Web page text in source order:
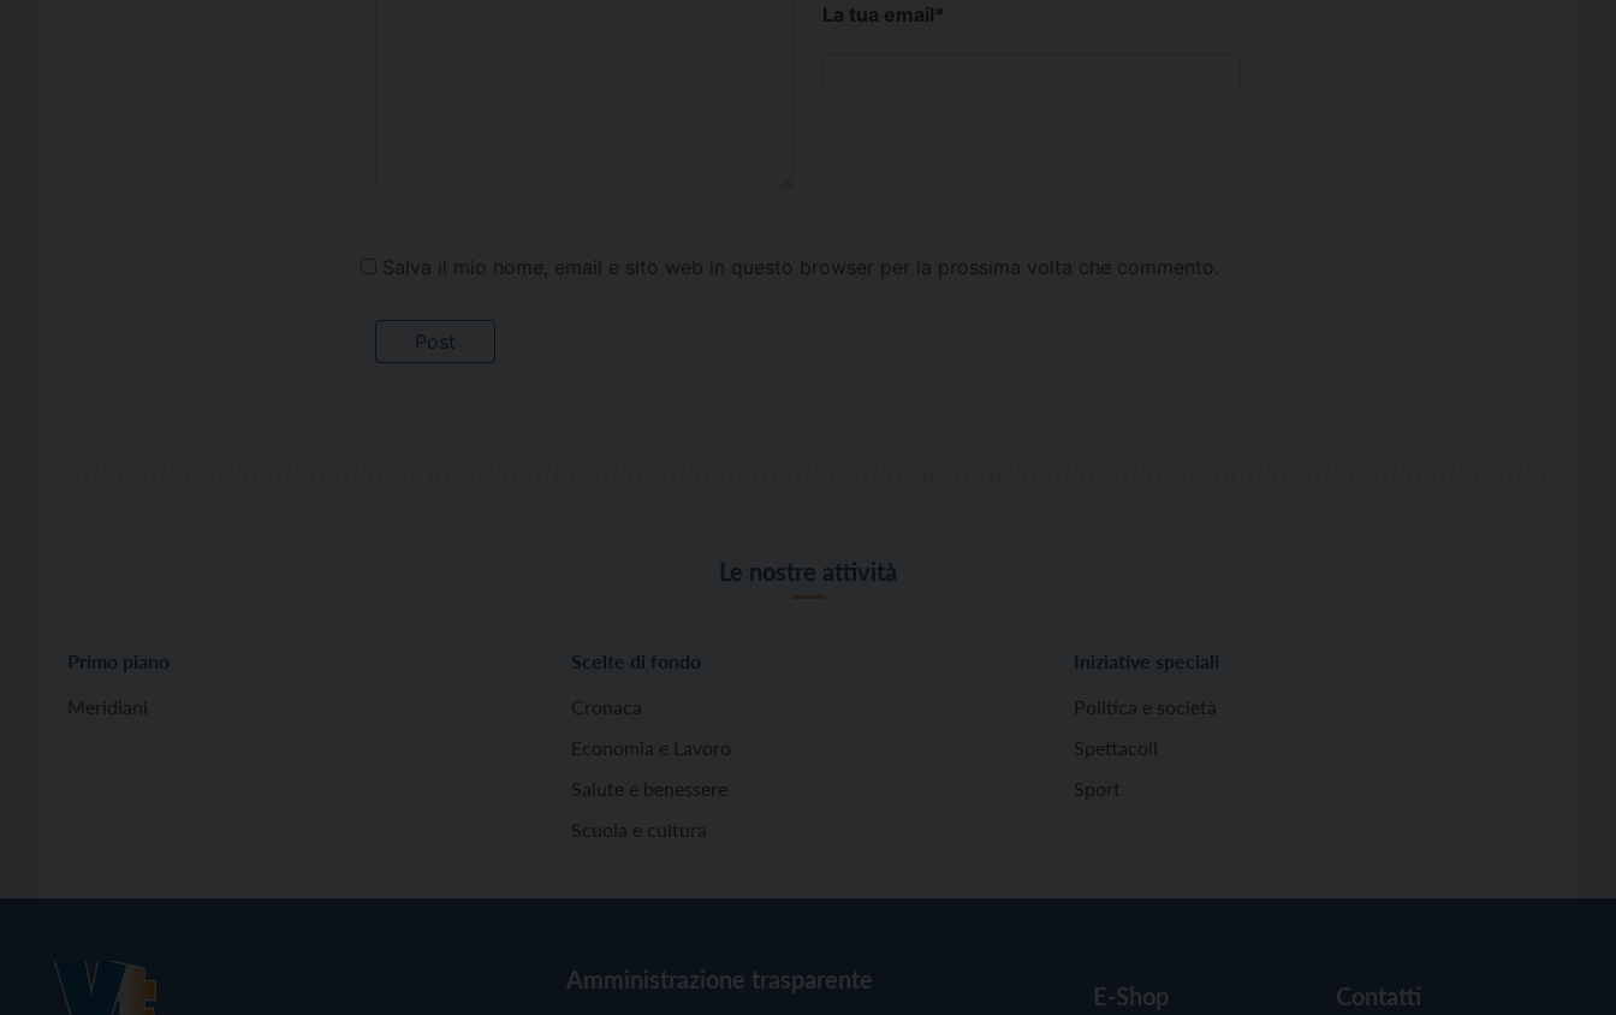
La tua email*
Salva il mio nome, email e sito web in questo browser per la prossima volta che commento.
Le nostre attività
Primo piano
Meridiani
Scelte di fondo
Cronaca
Economia e Lavoro
Salute e benessere
Scuola e cultura
Iniziative speciali
Politica e società
Spettacoli
Sport
Amministrazione trasparente
E-Shop Contatti